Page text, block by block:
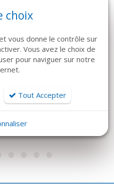
DÉTAILS
B-BRAUN
NOVOSYN - QUICK 4-
- 70CM
choix
vous donne le contrôle sur
Vous avez le choix de
pour naviguer sur notre
Tout Accepter